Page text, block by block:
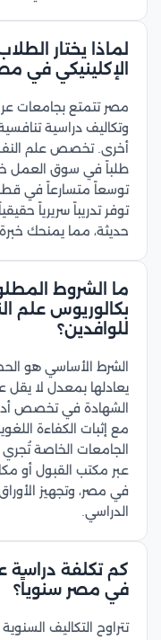
لماذا يختار
الإكلينيكي في
مصر تتمتع بجامعات
وتكاليف دراسية
أخرى. تخصص علم
طلباً في سوق العمل
توسعاً متسارعاً في
توفر تدريباً سريرياً
حديثة، مما يمنحك
ما الشروط
بكالوريوس علم
للوافدين؟
الشرط الأساسي هو
الشهادة في تخصص
مع إثبات الكفاءة
الجامعات الخاصة
عبر مكتب القبول أو
في مصر، وتجهيز
الدراسي.
كم تكلفة دراسة
في مصر سنوياً؟
تتراوح التكاليف